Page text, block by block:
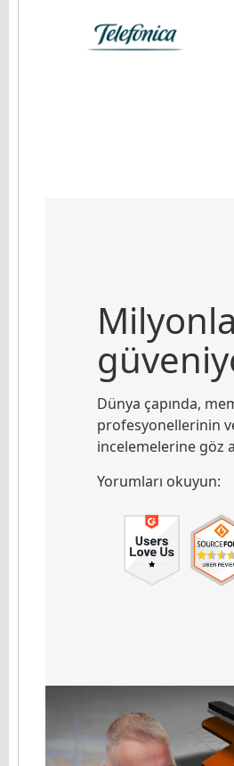
Dünya çapında,
profesyonellerinin
incelemelerine göz
Yorumları okuyun: